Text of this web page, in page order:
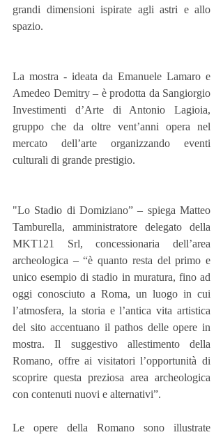
grandi dimensioni ispirate agli astri e allo
spazio.
La mostra - ideata da Emanuele Lamaro e
Amedeo Demitry – è prodotta da Sangiorgio
Investimenti d’Arte di Antonio Lagioia,
gruppo che da oltre vent’anni opera nel
mercato dell’arte organizzando eventi
culturali di grande prestigio.
"Lo Stadio di Domiziano” – spiega Matteo
Tamburella, amministratore delegato della
MKT121 Srl, concessionaria dell’area
archeologica – “è quanto resta del primo e
unico esempio di stadio in muratura, fino ad
oggi conosciuto a Roma, un luogo in cui
l’atmosfera, la storia e l’antica vita artistica
del sito accentuano il pathos delle opere in
mostra. Il suggestivo allestimento della
Romano, offre ai visitatori l’opportunità di
scoprire questa preziosa area archeologica
con contenuti nuovi e alternativi”.
Le opere della Romano sono illustrate